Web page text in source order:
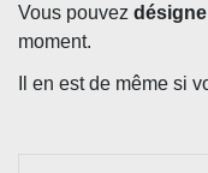
Vous pouvez
moment.
Il en est de même si